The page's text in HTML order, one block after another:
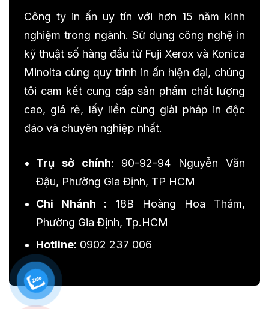
Công ty in ấn uy tín với hơn 15 năm kinh
nghiệm trong ngành. Sử dụng công nghệ in
kỹ thuật số hàng đầu từ Fuji Xerox và Konica
Minolta cùng quy trình in ấn hiện đại, chúng
tôi cam kết cung cấp sản phẩm chất lượng
cao, giá rẻ, lấy liền cùng giải pháp in độc
đáo và chuyên nghiệp nhất.
Trụ sở chính: 90-92-94 Nguyễn Văn
Đậu, Phường Gia Định, TP HCM
Chi Nhánh : 18B Hoàng Hoa Thám,
Phường Gia Định, Tp.HCM
Hotline: 0902 237 006